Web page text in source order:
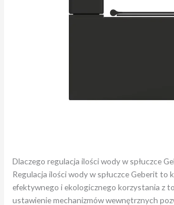
Dlaczego regulacja ilości wody w spłuczce
Regulacja ilości wody w spłuczce Geberit to
efektywnego i ekologicznego korzystania z
ustawienie mechanizmów wewnętrznych